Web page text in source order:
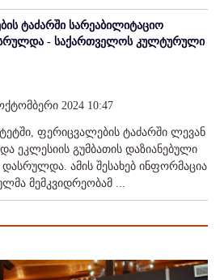
ტაძარში სარეაბილიტაციო
- საქართველოს კულტურული
2024 10:47
ფერიცვალების ტაძარში ლევან
ეკლესიის გუმბათის დაზიანებული
ამის შესახებ ინფორმაცია
მემკვიდრეობამ ...